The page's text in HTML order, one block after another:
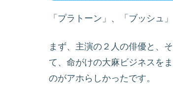
「プラトーン」、「ブッシュ
まず、主演の２人の俳優と、
て、命がけの大麻ビジネスを
のがアホらしかったです。